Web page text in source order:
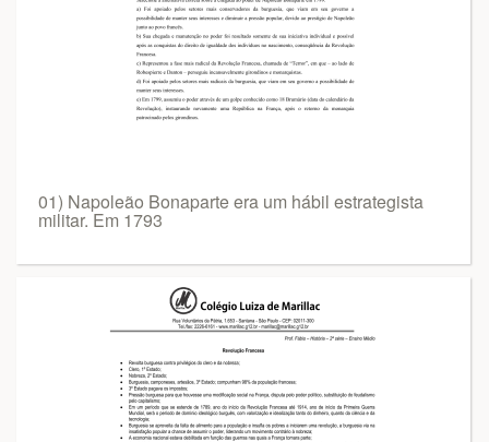
01) Napoleão Bonaparte era um hábil estrategista
militar. Em 1793